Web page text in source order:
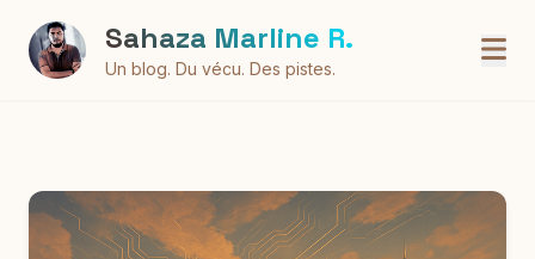
Sahaza Marline R.
Un blog. Du vécu. Des pistes.